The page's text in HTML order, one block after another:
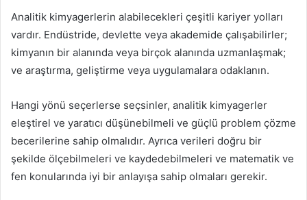
Analitik kimyagerlerin alabilecekleri çeşitli kariyer yolları
vardır. Endüstride, devlette veya akademide çalışabilirler;
kimyanın bir alanında veya birçok alanında uzmanlaşmak;
ve araştırma, geliştirme veya uygulamalara odaklanın.
Hangi yönü seçerlerse seçsinler, analitik kimyagerler
eleştirel ve yaratıcı düşünebilmeli ve güçlü problem çözme
becerilerine sahip olmalıdır. Ayrıca verileri doğru bir
şekilde ölçebilmeleri ve kaydedebilmeleri ve matematik ve
fen konularında iyi bir anlayışa sahip olmaları gerekir.